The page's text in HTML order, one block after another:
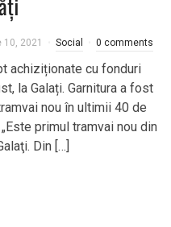
2021 Social 0 comments
achiziționate cu fonduri
la Galați. Garnitura a fost
nou în ultimii 40 de
primul tramvai nou din
Din […]